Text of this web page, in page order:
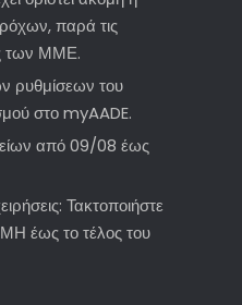
παρά τις
των ΜΜΕ.
του
στο myAADE.
από 09/08 έως
Τακτοποιήστε
έως το τέλος του